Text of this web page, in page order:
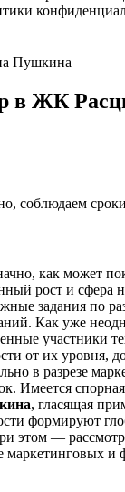
Пушкина
в ЖК
соблюдаем
как может
рост и сфера
задания по
Как уже
участники
от их уровня,
в разрезе
Имеется
, гласящая
формируют
этом —
маркетинговых и